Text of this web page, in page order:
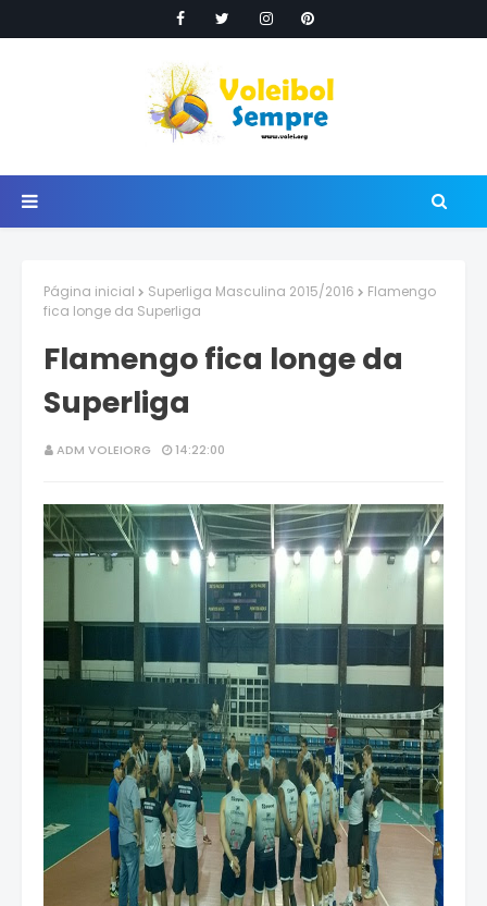
Página inicial Superliga Masculina 2015/2016
Flamengo
fica longe da Superliga
Flamengo fica longe da
Superliga
ADM VOLEIORG 14:22:00